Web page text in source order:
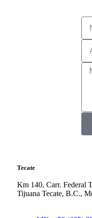
Tecate
Km 140, Carr. Federal
Tijuana Tecate, B.C.,